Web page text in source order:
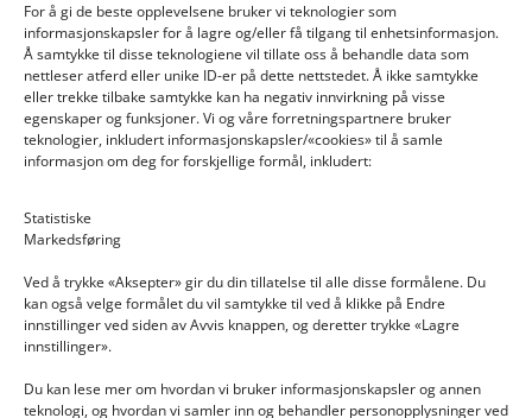
For å gi de beste opplevelsene bruker vi teknologier som
informasjonskapsler for å lagre og/eller få tilgang til enhetsinformasjon.
Å samtykke til disse teknologiene vil tillate oss å behandle data som
nettleser atferd eller unike ID-er på dette nettstedet. Å ikke samtykke
eller trekke tilbake samtykke kan ha negativ innvirkning på visse
egenskaper og funksjoner. Vi og våre forretningspartnere bruker
teknologier, inkludert informasjonskapsler/«cookies» til å samle
informasjon om deg for forskjellige formål, inkludert:
Statistiske
Markedsføring
Ved å trykke «Aksepter» gir du din tillatelse til alle disse formålene. Du
kan også velge formålet du vil samtykke til ved å klikke på Endre
innstillinger ved siden av Avvis knappen, og deretter trykke «Lagre
innstillinger».
Du kan lese mer om hvordan vi bruker informasjonskapsler og annen
teknologi, og hvordan vi samler inn og behandler personopplysninger ved
INFORMASJON